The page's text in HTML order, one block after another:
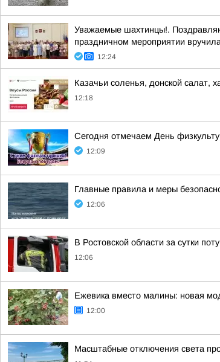
Уважаемые шахтинцы!. Поздравляю
праздничном мероприятии
12:24
Казачьи соленья, донской салат,
12:18
Сегодня отмечаем День
12:09
Главные правила и меры
12:06
В Ростовской области за сутки
12:06
Ежевика вместо малины: новая
12:00
Масштабные отключения света